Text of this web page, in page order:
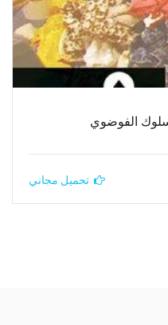
الفوضوي
تحميل مجاني